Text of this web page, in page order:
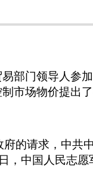
部门领导人参
市场物价提出了
的请求，中共
中国人民志愿